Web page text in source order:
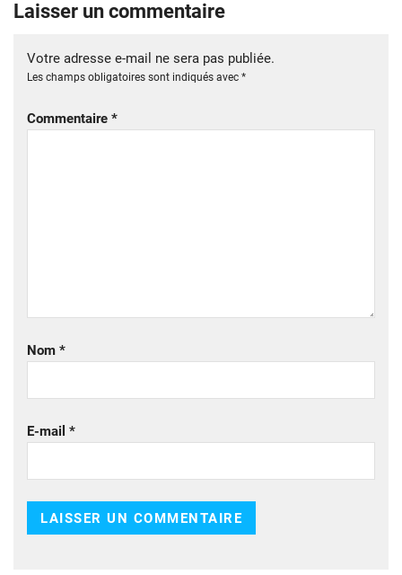
Laisser un commentaire
Votre adresse e-mail ne sera pas publiée.
Les champs obligatoires sont indiqués avec *
Commentaire *
Nom *
E-mail *